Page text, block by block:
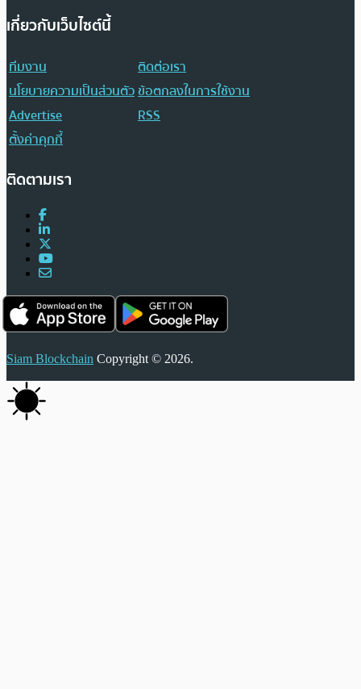
เกี่ยวกับเว็บไซต์นี้
ทีมงาน
ติดต่อเรา
นโยบายความเป็นส่วนตัวข้อตกลงในการใช้งาน
Advertise
RSS
ตั้งค่าคุกกี้
ติดตามเรา
Siam Blockchain Copyright © 2026.